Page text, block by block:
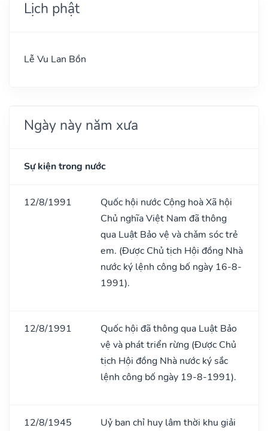
Lịch phật
Lễ Vu Lan Bồn
Ngày này năm xưa
Sự kiện trong nước
12/8/1991
Quốc hội nước Cộng hoà Xã hội
Chủ nghĩa Việt Nam đã thông
qua Luật Bảo vệ và chǎm sóc trẻ
em. (Được Chủ tịch Hội đồng Nhà
nước ký lệnh công bố ngày 16-8-
1991).
12/8/1991
Quốc hội đã thông qua Luật Bảo
vệ và phát triển rừng (Được Chủ
tịch Hội đồng Nhà nước ký sắc
lệnh công bố ngày 19-8-1991).
12/8/1945
Uỷ ban chỉ huy lâm thời khu giải